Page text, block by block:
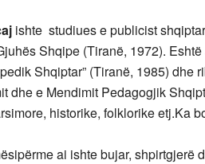
ishte studiues e publicist
Shqipe (Tiranë, 1972).
Shqiptar” (Tiranë, 1985) dhe
dhe e Mendimit Pedagogjik
historike, folklorike etj.Ka
ai ishte bujar, shpirtgjerë